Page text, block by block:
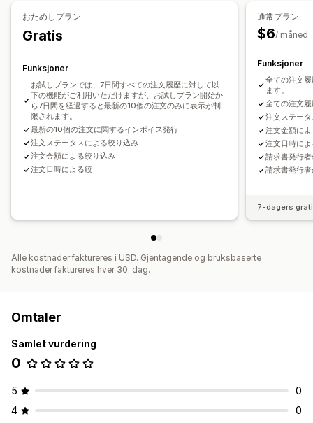
おためしプラン
Gratis
Funksjoner
お試しプランでは、7日間すべての注文履歴に対して以
下の機能がご利用いただけますが、お試しプラン開始か
ら7日間を経過すると最新の10個の注文のみに表示が制
限されます。
最新の10個の注文に関するインボイス発行
注文ステータスによる絞り込み
注文金額による絞り込み
注文日時による絞
通常プラン
$6/ måned
Funksjoner
全ての注文
ます。
全ての注文
注文ステー
注文金額に
注文日時に
請求書発行
請求書発行
7-dagers
Alle kostnader faktureres i USD. Gjentagende og bruksbaserte
kostnader faktureres hver 30. dag.
Omtaler
Samlet vurdering
0
5
0
4
0